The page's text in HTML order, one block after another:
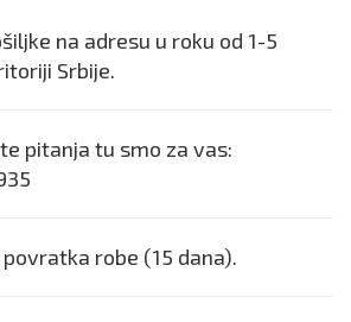
na adresu u roku od 1-5
Srbije.
pitanja tu smo za vas:
robe (15 dana).